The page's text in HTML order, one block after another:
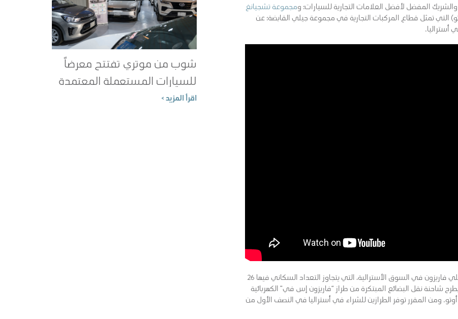
المفضل لأفضل العلامات التجارية للسيارات؛ ومجموعة تشجيانغ
التي تمثل قطاع المركبات التجارية في مجموعة جيلي القابضة؛ عن
أستراليا.
وتسجّل هذه الخطوة أول حضور لكلا من جميل للسيارات وجيلي فاريزون في السوق الأسترالية، التي يتجاوز التعداد السكاني فيها 26
شاحنة نقل البضائع المبتكرة من طراز “فاريزون إس في” الكهربائية
من فاريزون أوتو. ومن المقرر توفر الطرازين للشراء في أستراليا في النصف الأول من
شوب من موتري تفتتح معرضاً
للسيارات المستعملة المعتمدة
في جدة
اقرأ المزيد >